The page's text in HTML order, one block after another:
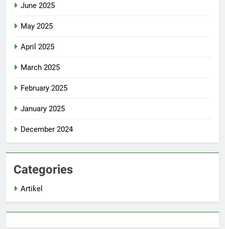
June 2025
May 2025
April 2025
March 2025
February 2025
January 2025
December 2024
Categories
Artikel